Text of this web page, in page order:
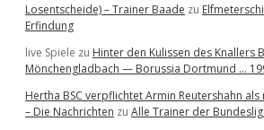
Losentscheide) – Trainer Baade zu
Erfindung
live Spiele zu Hinter den Kulissen des Knallers
Mönchengladbach — Borussia Dortmund …
Hertha BSC verpflichtet Armin Reutershahn als
– Die Nachrichten zu Alle Trainer der